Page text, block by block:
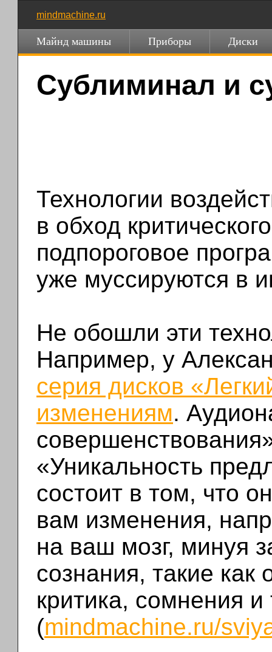
mindmachine.ru
Майнд машины Приборы Диски
Сублиминал и
Технологии
в обход
подпороговое
уже муссируются в
Не обошли эти
Например, у
серия дисков
изменениям.
«Уникальность
состоит в том, что
вам изменения,
на ваш мозг, минуя
сознания, такие как
критика, сомнения и
(mindmachine.ru/